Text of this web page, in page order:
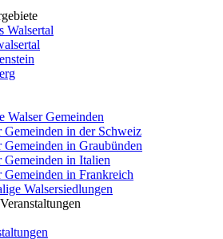
Walsertal
Walser Gemeinden
Gemeinden in der Schweiz
Gemeinden in Graubünden
Gemeinden in Italien
Gemeinden in Frankreich
Walsersiedlungen
Veranstaltungen